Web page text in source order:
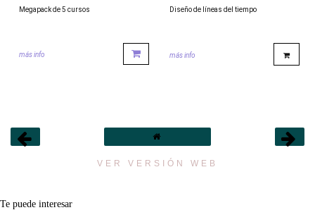
Megapack de 5 cursos
más info
Diseño de líneas del tiempo
más info
VER VERSIÓN WEB
Te puede interesar